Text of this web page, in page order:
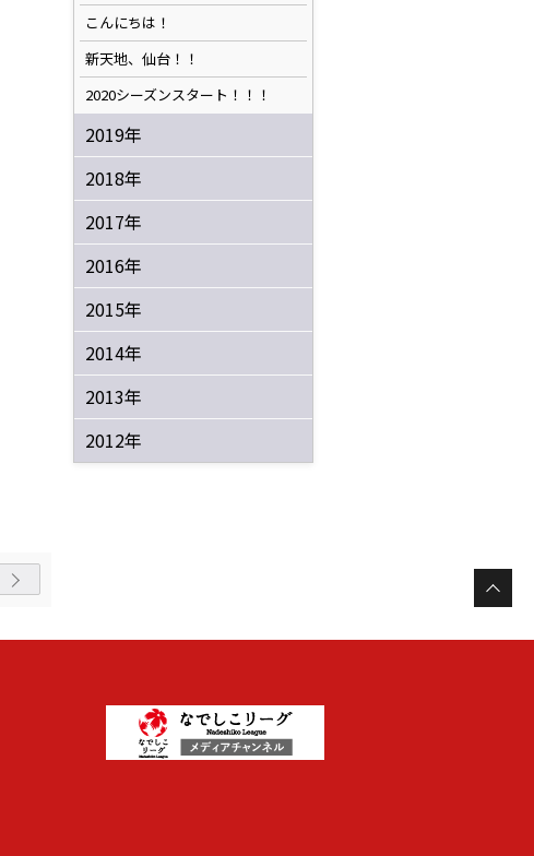
こんにちは！
新天地、仙台！！
2020シーズンスタート！！！
2019年
2018年
2017年
2016年
2015年
2014年
2013年
2012年